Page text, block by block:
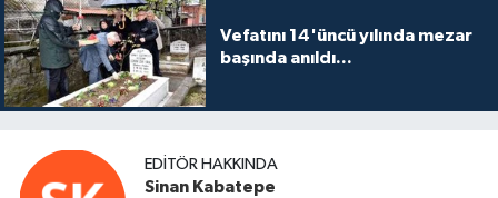
Vefatını 14'üncü yılında mezar
başında anıldı...
EDITÖR HAKKINDA
Sinan Kabatepe